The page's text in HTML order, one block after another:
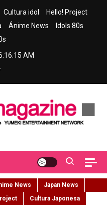
Cultura idol
Hello! Project
Ánime News
Idols 80s
AM
News
Japan News
Cultura Japonesa